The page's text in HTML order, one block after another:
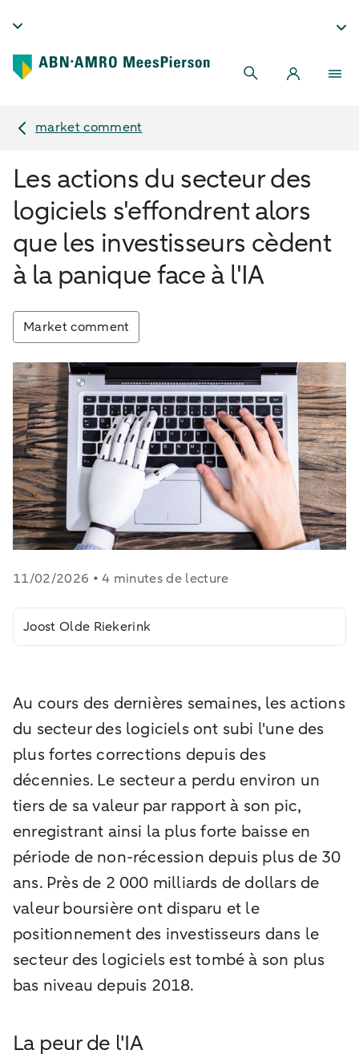
market comment
Les actions du secteur des
logiciels s'effondrent alors
que les investisseurs cèdent
à la panique face à l'IA
Market comment
11/02/2026 • 4 minutes de lecture
Joost Olde Riekerink
Au cours des dernières semaines, les actions
du secteur des logiciels ont subi l'une des
plus fortes corrections depuis des
décennies. Le secteur a perdu environ un
tiers de sa valeur par rapport à son pic,
enregistrant ainsi la plus forte baisse en
période de non-récession depuis plus de 30
ans. Près de 2 000 milliards de dollars de
valeur boursière ont disparu et le
positionnement des investisseurs dans le
secteur des logiciels est tombé à son plus
bas niveau depuis 2018.
La peur de l'IA